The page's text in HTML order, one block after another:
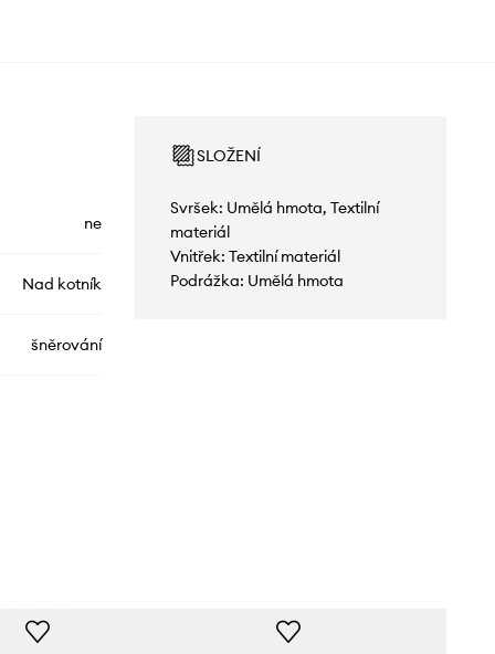
ne
Nad kotník
šněrování
Helly Hansen
SLOŽENÍ
Svršek: Umělá hmota, Textilní
materiál
Vnitřek: Textilní materiál
Podrážka: Umělá hmota